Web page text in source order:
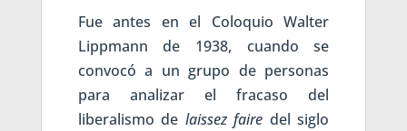
Fue antes en el Coloquio Walter
Lippmann de 1938, cuando se
convocó a un grupo de personas
para analizar el fracaso del
liberalismo de laissez faire del siglo